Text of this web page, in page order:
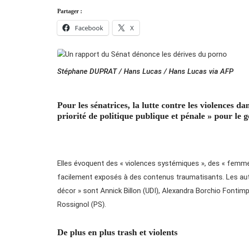
Partager :
Facebook X
Stéphane DUPRAT / Hans Lucas / Hans Lucas via AFP
Pour les sénatrices, la lutte contre les violences
priorité de politique publique et pénale » pour le
Elles évoquent des « violences systémiques », des «
facilement exposés à des contenus traumatisants. Les
décor » sont Annick Billon (UDI), Alexandra Borchio
Rossignol (PS).
De plus en plus trash et violents